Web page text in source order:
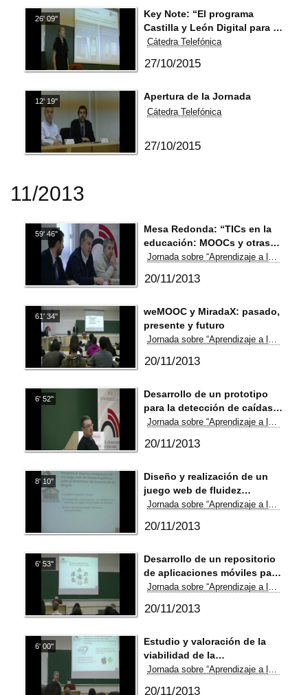
26' 09''
Key Note: “El programa
Castilla y León Digital para el
envejecimiento activo a
Cátedra Telefónica
27/10/2015
12' 19'' Apertura de la Jornada
Cátedra Telefónica
27/10/2015
11/2013
59' 46''
Mesa Redonda: “TICs en la
educación: MOOCs y otras
experiencias”.
20/11/2013
61' 34''
weMOOC y MiradaX: pasado,
presente y futuro
20/11/2013
6' 52''
Desarrollo de un prototipo
para la detección de caídas
en personas mediante un
20/11/2013
8' 10''
Diseño y realización de un
juego web de fluidez
lingüística para el fenómeno
20/11/2013
6' 53''
Desarrollo de un repositorio
de aplicaciones móviles para
mayores
20/11/2013
6' 00''
Estudio y valoración de la
viabilidad de la
monitorización de la diabetes
20/11/2013